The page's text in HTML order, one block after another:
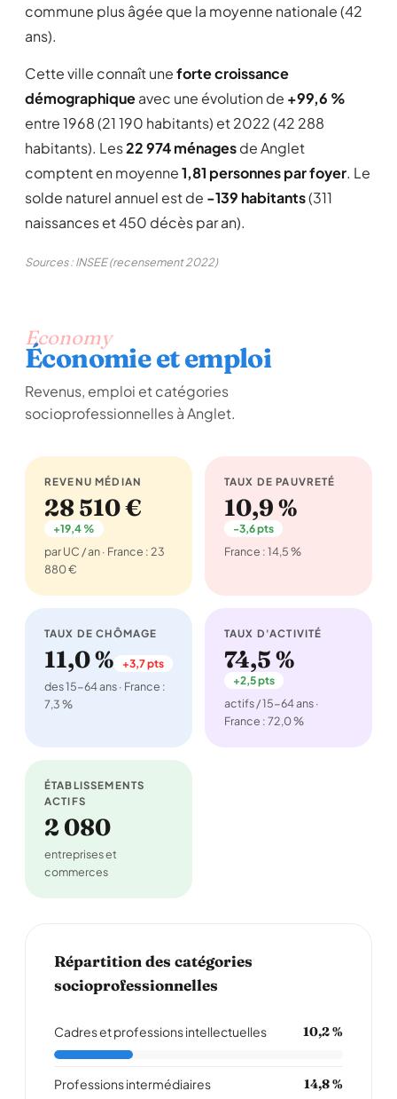
commune plus âgée que la moyenne nationale (42
ans).
Cette ville connaît uneforte croissance
démographiqueavec une évolution de +99,6 %
entre 1968 (21 190 habitants) et 2022 (42 288
habitants). Les22 974 ménagesde Anglet
comptent en moyenne1,81 personnes par foyer. Le
solde naturel annuel est de -139 habitants(311
naissances et 450 décès par an).
Sources : INSEE (recensement 2022)
Economy
Économie et emploi
Revenus, emploi et catégories
socioprofessionnelles à Anglet.
REVENU MÉDIAN
28 510 €
+19,4 %
par UC / an · France : 23
880 €
TAUX DE PAUVRETÉ
10,9 %
-3,6 pts
France : 14,5 %
TAUX DE CHÔMAGE
11,0 % +3,7 pts
des 15-64 ans · France :
7,3 %
TAUX D'ACTIVITÉ
74,5 %
+2,5 pts
actifs / 15-64 ans ·
France : 72,0 %
ÉTABLISSEMENTS
ACTIFS
2 080
entreprises et
commerces
Répartition des catégories
socioprofessionnelles
Cadres et professions intellectuelles 10,2 %
Professions intermédiaires 14,8 %